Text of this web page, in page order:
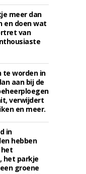
meer dan
en doen wat
van
te worden in
aan bij de
verwijdert
en meer.
in
hebben
het parkje
groene